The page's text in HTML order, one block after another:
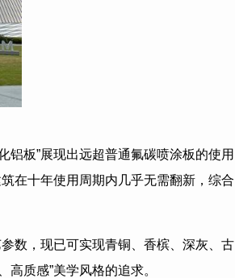
铝板”展现出远超普通氟碳喷涂板的使用
在十年使用周期内几乎无需翻新，综合
数，现已可实现青铜、香槟、深灰、古
质感”美学风格的追求。